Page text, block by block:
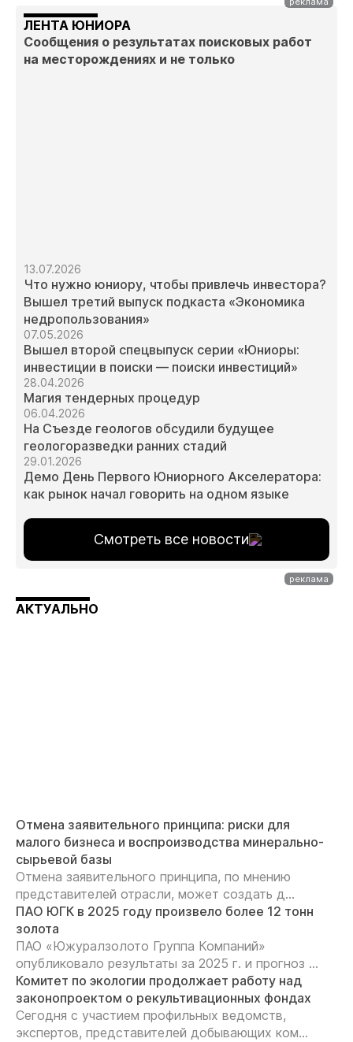
ЛЕНТА ЮНИОРА
Сообщения о результатах поисковых работ
на месторождениях и не только
13.07.2026
Что нужно юниору, чтобы привлечь инвестора?
Вышел третий выпуск подкаста «Экономика
недропользования»
07.05.2026
Вышел второй спецвыпуск серии «Юниоры:
инвестиции в поиски — поиски инвестиций»
28.04.2026
Магия тендерных процедур
06.04.2026
На Съезде геологов обсудили будущее
геологоразведки ранних стадий
29.01.2026
Демо День Первого Юниорного Акселератора:
как рынок начал говорить на одном языке
Смотреть все новости
АКТУАЛЬНО
Отмена заявительного принципа: риски для
малого бизнеса и воспроизводства минерально-
сырьевой базы
Отмена заявительного принципа, по мнению
представителей отрасли, может создать д...
ПАО ЮГК в 2025 году произвело более 12 тонн
золота
ПАО «Южуралзолото Группа Компаний»
опубликовало результаты за 2025 г. и прогноз ...
Комитет по экологии продолжает работу над
законопроектом о рекультивационных фондах
Сегодня с участием профильных ведомств,
экспертов, представителей добывающих ком...